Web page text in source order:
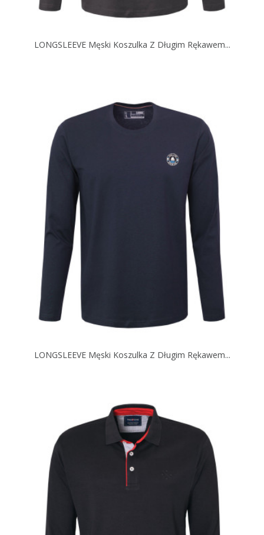
LONGSLEEVE Męski Koszulka Z Długim Rękawem...
LONGSLEEVE Męski Koszulka Z Długim Rękawem...